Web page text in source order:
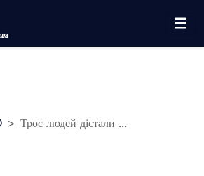
Троє людей дістали ...